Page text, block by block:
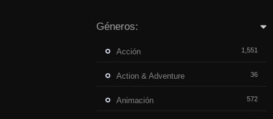
Géneros:
Acción 1,551
Action & Adventure 36
Animación 572